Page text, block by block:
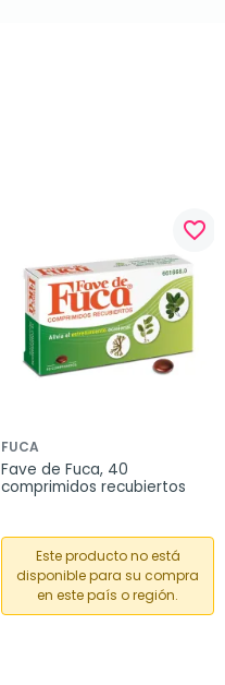
favorite_border
FUCA
Fave de Fuca, 40
comprimidos recubiertos
Este producto no está
disponible para su compra
en este país o región.